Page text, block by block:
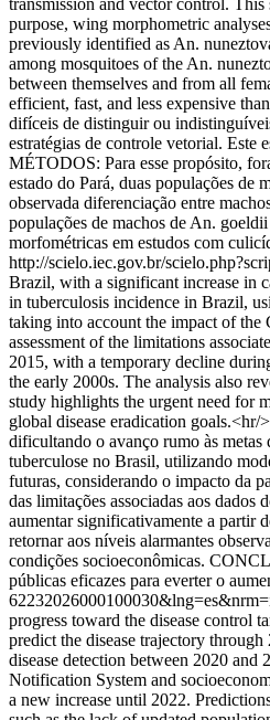
transmission and vector control.
purpose, wing morphometric
previously identified as An.
among mosquitoes of the An.
between themselves and from all
efficient, fast, and less expensive
difíceis de distinguir ou
estratégias de controle vetorial. Este
MÉTODOS: Para esse propósito,
estado do Pará, duas populações
observada diferenciação entre
populações de machos de An.
morfométricas em estudos com
http://scielo.iec.gov.br/
Brazil, with a significant increase in
in tuberculosis incidence in Brazil,
taking into account the impact of
assessment of the limitations
2015, with a temporary decline
the early 2000s. The analysis also
study highlights the urgent need for
global disease eradication
dificultando o avanço rumo às
tuberculose no Brasil, utilizando
futuras, considerando o impacto da
das limitações associadas aos
aumentar significativamente a partir
retornar aos níveis alarmantes
condições socioeconômicas.
públicas eficazes para everter o
progress toward the disease control
predict the disease trajectory
disease detection between 2020
Notification System and
a new increase until 2022.